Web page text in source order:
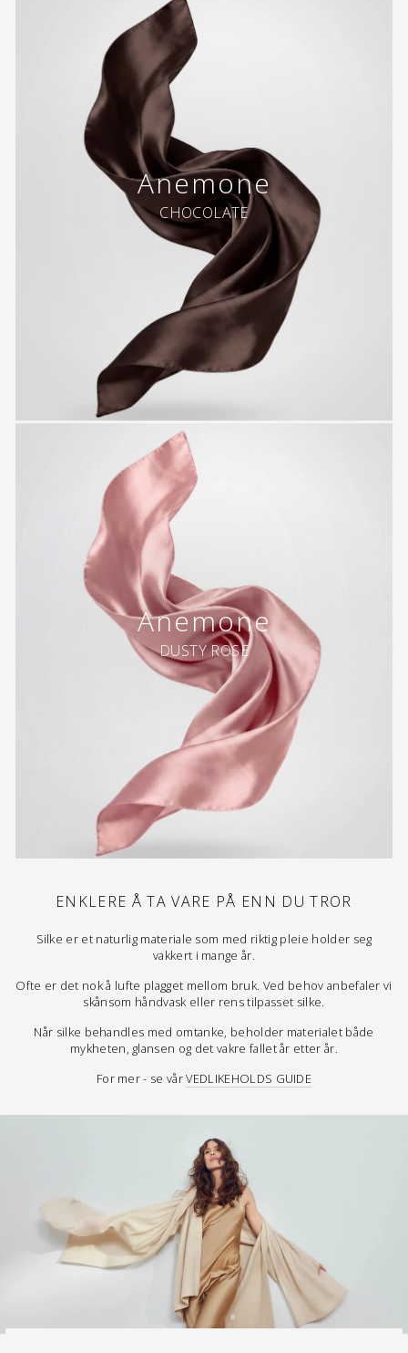
Anemone
CHOCOLATE
Anemone
DUSTY ROSE
ENKLERE Å TA VARE PÅ ENN DU TROR
Silke er et naturlig materiale som med riktig pleie holder seg
vakkert i mange år.
Ofte er det nok å lufte plagget mellom bruk. Ved behov anbefaler vi
skånsom håndvask eller rens tilpasset silke.
Når silke behandles med omtanke, beholder materialet både
mykheten, glansen og det vakre fallet år etter år.
For mer - se vårVEDLIKEHOLDS GUIDE